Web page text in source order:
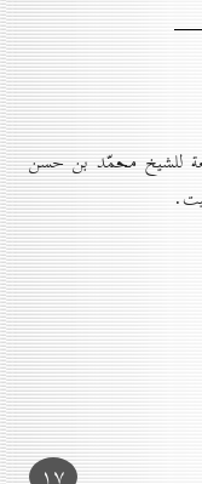
للشيخ محمّد بن حسن